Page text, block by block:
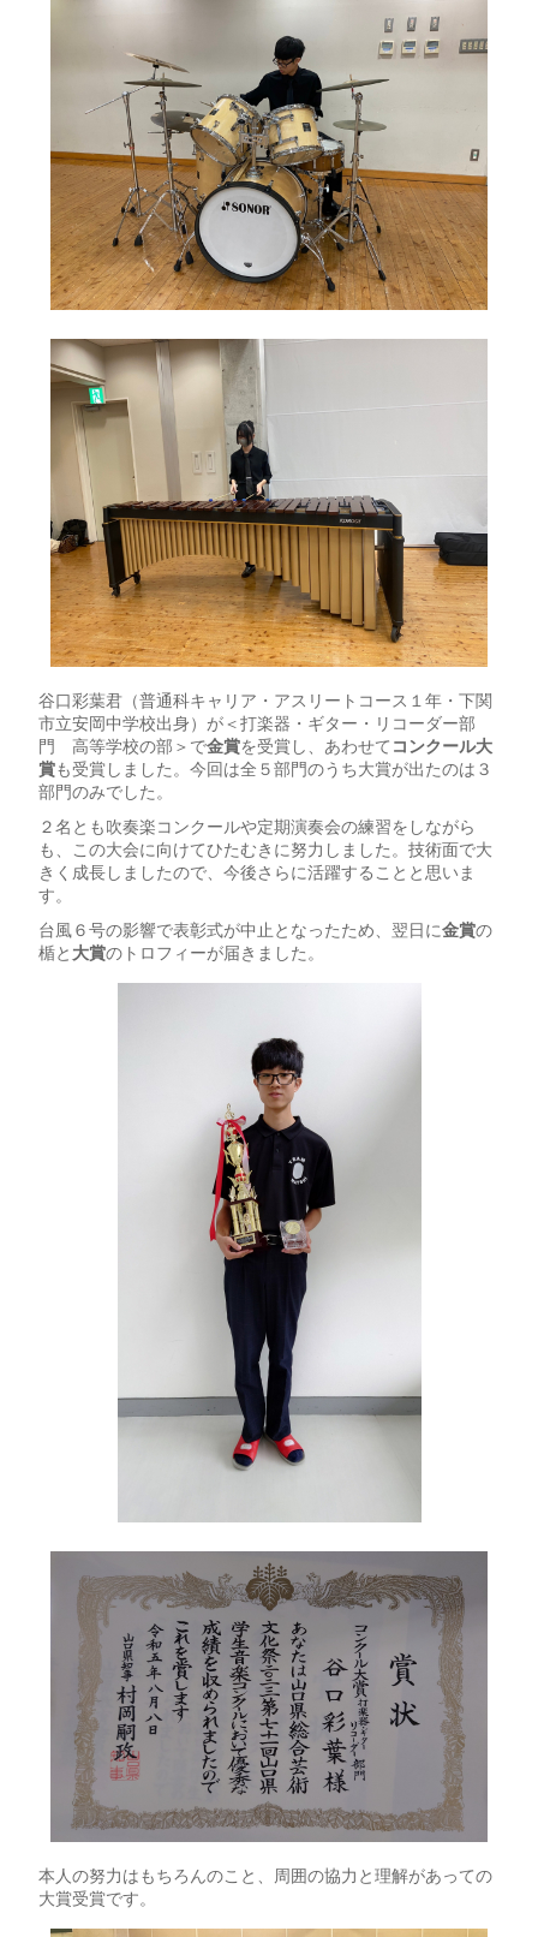
谷口彩葉君（普通科キャリア・アスリートコース１年・下関
市立安岡中学校出身）が＜打楽器・ギター・リコーダー部
門 高等学校の部＞で金賞を受賞し、あわせて コンクール大
賞も受賞しました。今回は全５部門のうち大賞が出たのは３
部門のみでした。
２名とも吹奏楽コンクールや定期演奏会の練習をしながら
も、この大会に向けてひたむきに努力しました。技術面で大
きく成長しましたので、今後さらに活躍することと思いま
す。
台風６号の影響で表彰式が中止となったため、翌日に金賞の
楯と 大賞のトロフィーが届きました。
本人の努力はもちろんのこと、周囲の協力と理解があっての
大賞受賞です。